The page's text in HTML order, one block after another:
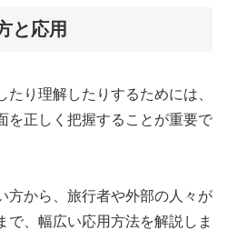
と応用
たり理解したりするためには、
を正しく把握することが重要で
方から、旅行者や外部の人々が
で、幅広い応用方法を解説しま